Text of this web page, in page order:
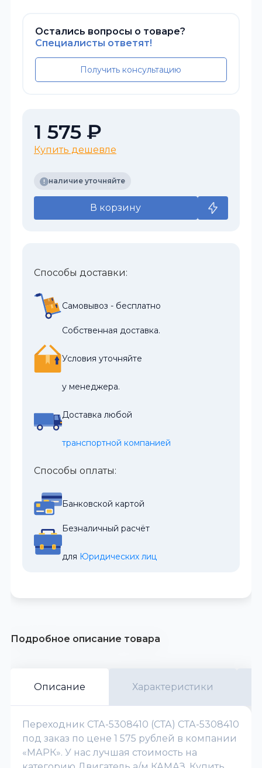
Остались вопросы о товаре?
Специалисты ответят!
Получить консультацию
1 575 ₽
Купить дешевле
наличие уточняйте
В корзину
Способы доставки:
Самовывоз - бесплатно
Собственная доставка.
Условия уточняйте
у менеджера.
Доставка любой
транспортной компанией
Способы оплаты:
Банковской картой
Безналичный расчёт
для Юридических лиц
Подробное описание товара
Описание Характеристики
Переходник СТА-5308410 (СТА) СТА-5308410
под заказ по цене 1 575 рублей в компании
«МАРК». У нас лучшая стоимость на